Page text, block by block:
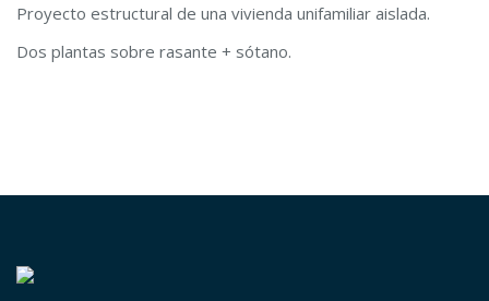
Proyecto estructural de una vivienda unifamiliar aislada.
Dos plantas sobre rasante + sótano.